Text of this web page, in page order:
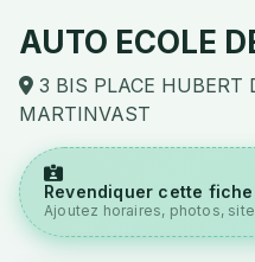
AUTO ECOLE
3 BIS PLACE HUBERT
MARTINVAST
Revendiquer cette
Ajoutez horaires, photos,